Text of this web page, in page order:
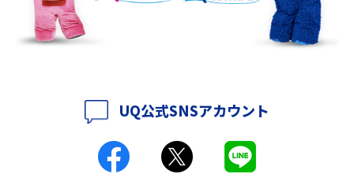
持ち運びできるポケット型Wi-Fiのおススメの選び方は？メリット・デメリ
ットも紹介
ポケット型Wi-Fiとは？通信の仕組みやメリット・デメリットを解説
工事不要！置くだけWi-Fiの特徴は？メリット・デメリットや選び方を解説
UQ公式SNSアカウント